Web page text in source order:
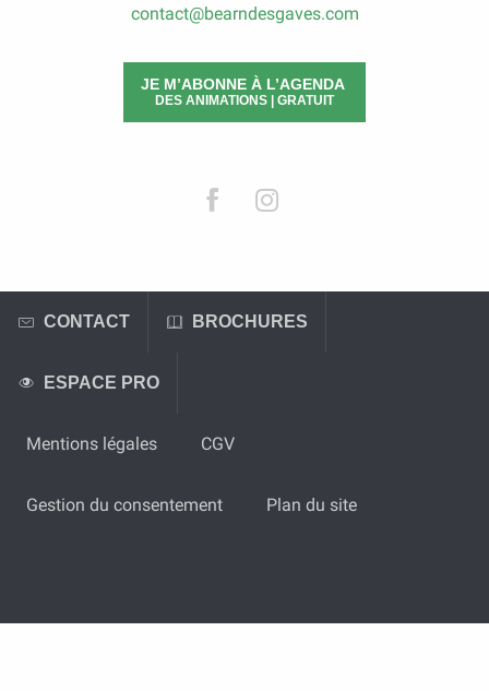
contact@bearndesgaves.com
JE M’ABONNE À L’AGENDA
DES ANIMATIONS | GRATUIT
CONTACT BROCHURES
ESPACE PRO
Mentions légales CGV
Gestion du consentement Plan du site